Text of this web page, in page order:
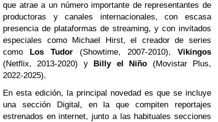
que atrae a un número importante de representantes de
productoras y canales internacionales, con escasa
presencia de plataformas de streaming, y con invitados
especiales como Michael Hirst, el creador de series
como Los Tudor (Showtime, 2007-2010), Vikingos
(Netflix, 2013-2020) y Billy el Niño (Movistar Plus,
2022-2025).
En esta edición, la principal novedad es que se incluye
una sección Digital, en la que compiten reportajes
estrenados en internet, junto a las habituales secciones